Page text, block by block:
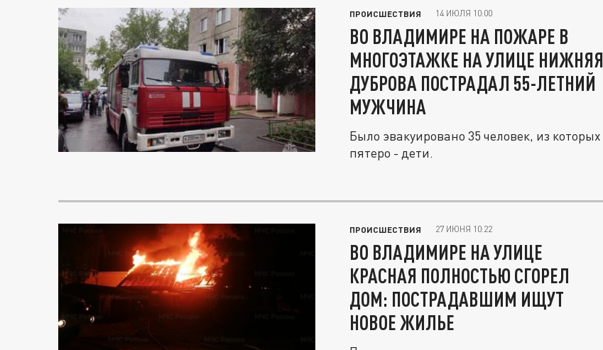
ПРОИСШЕСТВИЯ 14 ИЮЛЯ 10:00
ВО ВЛАДИМИРЕ НА ПОЖАРЕ В
МНОГОЭТАЖКЕ НА УЛИЦЕ НИЖНЯЯ
ДУБРОВА ПОСТРАДАЛ 55-ЛЕТНИЙ
МУЖЧИНА
Было эвакуировано 35 человек, из которых
пятеро - дети.
ПРОИСШЕСТВИЯ 27 ИЮНЯ 10:22
ВО ВЛАДИМИРЕ НА УЛИЦЕ
КРАСНАЯ ПОЛНОСТЬЮ СГОРЕЛ
ДОМ: ПОСТРАДАВШИМ ИЩУТ
НОВОЕ ЖИЛЬЕ